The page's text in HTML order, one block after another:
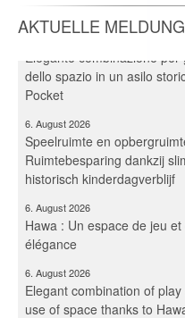
AKTUELLE
6. August 2026
Elegante combinazione per
dello spazio in un asilo
Pocket
6. August 2026
Speelruimte en
Ruimtebesparing dankzij
historisch kinderdagverblijf
6. August 2026
Hawa : Un espace de jeu et
élégance
6. August 2026
Elegant combination of play
use of space thanks to
historic kindergarten